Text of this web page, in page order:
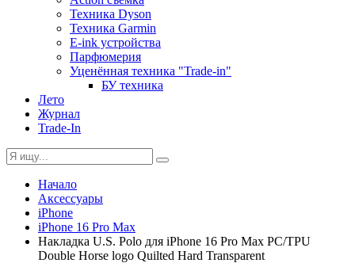
Техника Dyson
Техника Garmin
E-ink устройства
Парфюмерия
Уценённая техника "Trade-in"
БУ техника
Лето
Журнал
Trade-In
Начало
Аксессуары
iPhone
iPhone 16 Pro Max
Накладка U.S. Polo для iPhone 16 Pro Max PC/TPU
Double Horse logo Quilted Hard Transparent